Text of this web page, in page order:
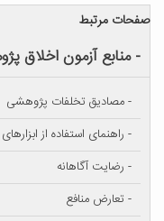
صفحات مرتبط
- منابع آزمون اخلاق
- مصادیق تخلفات پژوهشی
- راهنمای استفاده از
- رضایت آگاهانه
- تعارض منافع